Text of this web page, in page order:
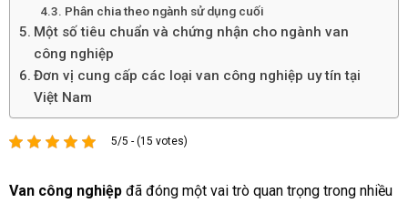
Phân chia theo ngành sử dụng cuối
Một số tiêu chuẩn và chứng nhận cho ngành van
công nghiệp
Đơn vị cung cấp các loại van công nghiệp uy tín tại
Việt Nam
5/5 - (15 votes)
Van công nghiệp đã đóng một vai trò quan trọng trong nhiều